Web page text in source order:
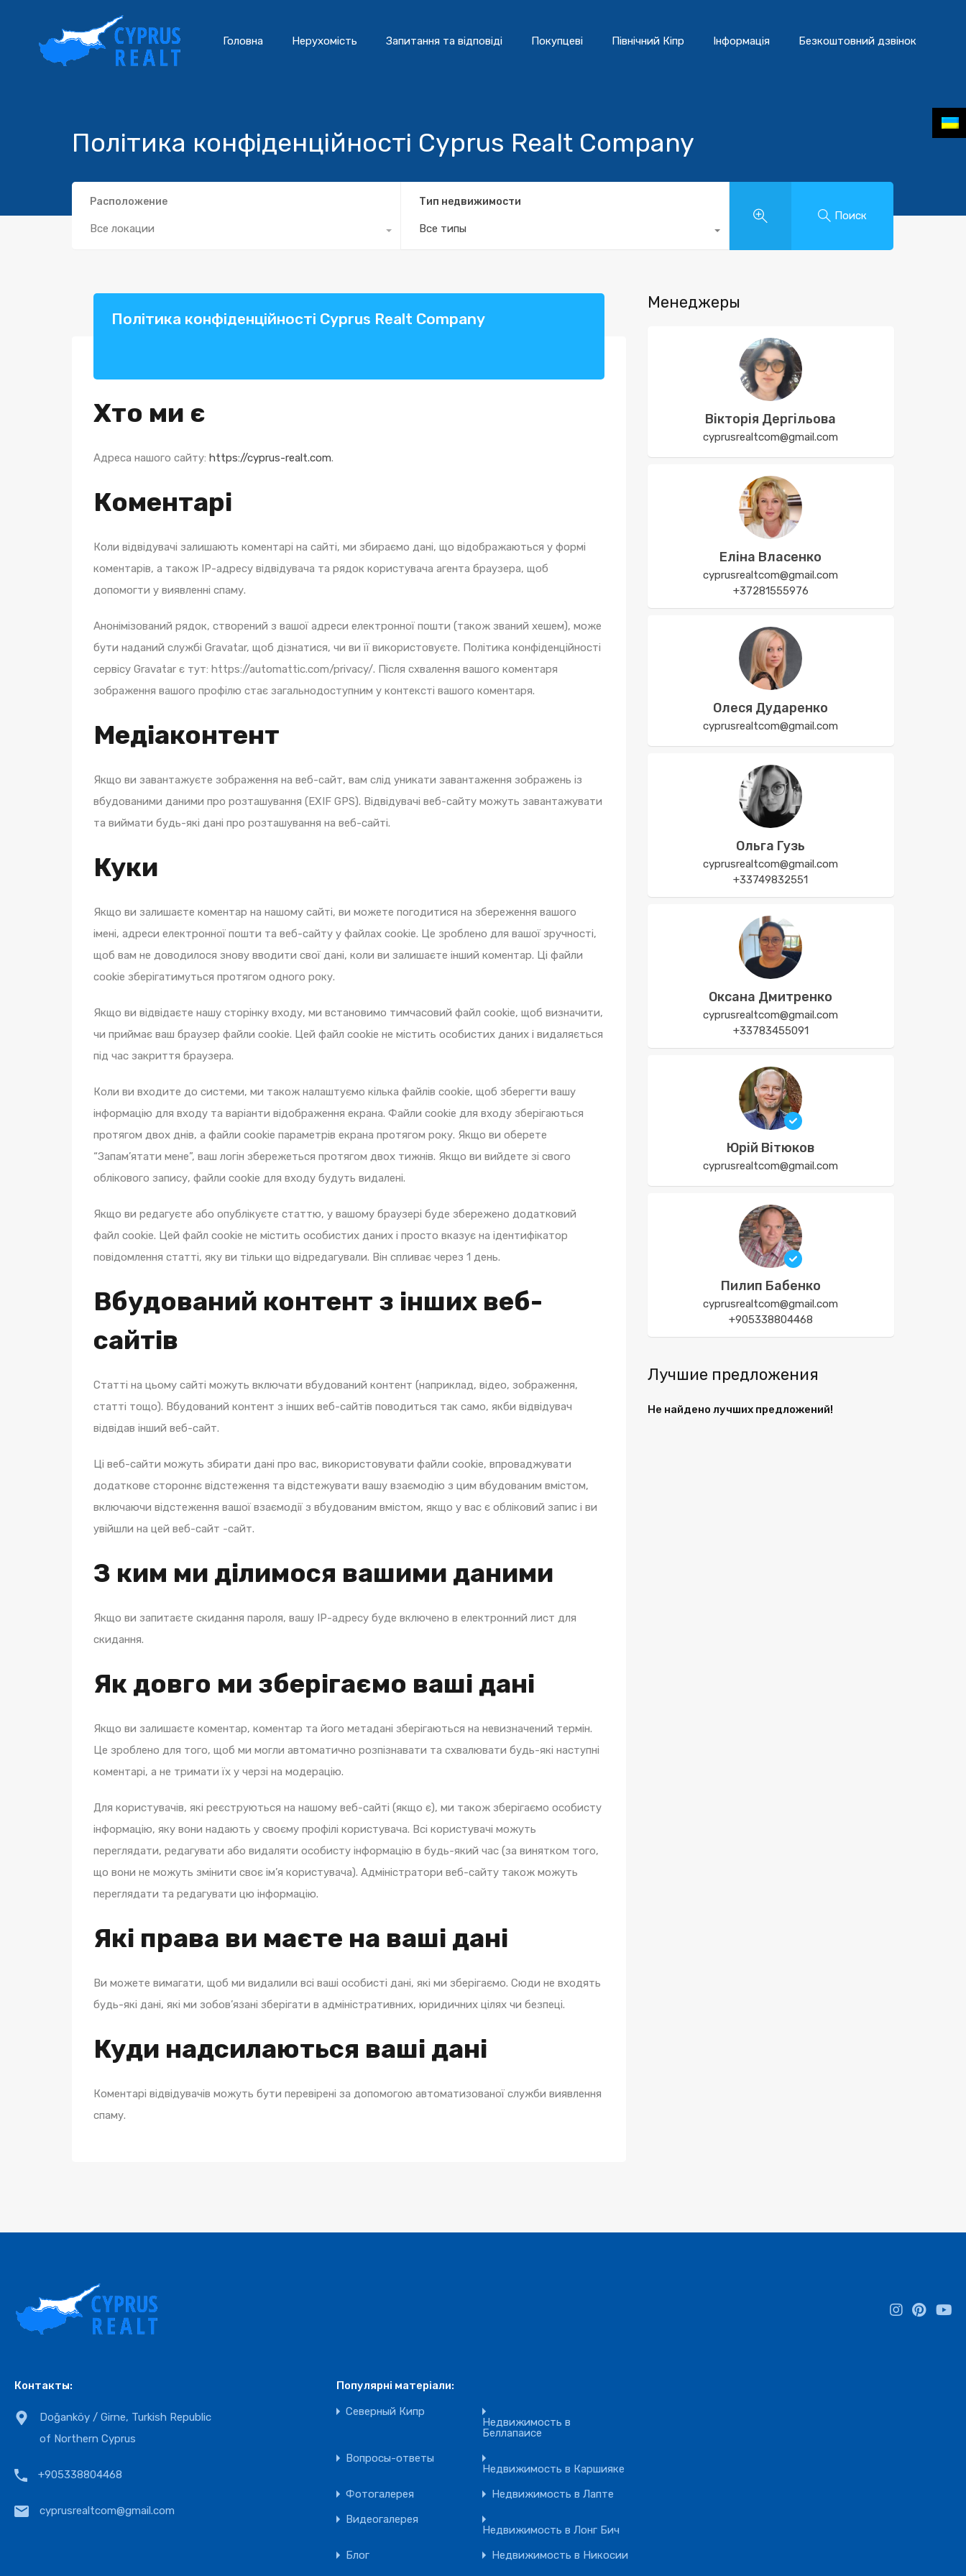
Головна Нерухомість Запитання та відповіді Покупцеві Північний Кіпр Інформація Безкоштовний дзвінок
Політика конфіденційності Cyprus Realt Company
Расположение
Все локации
Тип недвижимости
Все типы
Поиск
Політика конфіденційності Cyprus Realt Company
Хто ми є
Адреса нашого сайту: https://cyprus-realt.com.
Коментарі
Коли відвідувачі залишають коментарі на сайті, ми збираємо дані, що відображаються у формі
коментарів, а також IP-адресу відвідувача та рядок користувача агента браузера, щоб
допомогти у виявленні спаму.
Анонімізований рядок, створений з вашої адреси електронної пошти (також званий хешем), може
бути наданий службі Gravatar, щоб дізнатися, чи ви її використовуєте. Політика конфіденційності
сервісу Gravatar є тут: https://automattic.com/privacy/. Після схвалення вашого коментаря
зображення вашого профілю стає загальнодоступним у контексті вашого коментаря.
Медіаконтент
Якщо ви завантажуєте зображення на веб-сайт, вам слід уникати завантаження зображень із
вбудованими даними про розташування (EXIF GPS). Відвідувачі веб-сайту можуть завантажувати
та виймати будь-які дані про розташування на веб-сайті.
Куки
Якщо ви залишаєте коментар на нашому сайті, ви можете погодитися на збереження вашого
імені, адреси електронної пошти та веб-сайту у файлах cookie. Це зроблено для вашої зручності,
щоб вам не доводилося знову вводити свої дані, коли ви залишаєте інший коментар. Ці файли
cookie зберігатимуться протягом одного року.
Якщо ви відвідаєте нашу сторінку входу, ми встановимо тимчасовий файл cookie, щоб визначити,
чи приймає ваш браузер файли cookie. Цей файл cookie не містить особистих даних і видаляється
під час закриття браузера.
Коли ви входите до системи, ми також налаштуємо кілька файлів cookie, щоб зберегти вашу
інформацію для входу та варіанти відображення екрана. Файли cookie для входу зберігаються
протягом двох днів, а файли cookie параметрів екрана протягом року. Якщо ви оберете
“Запам’ятати мене”, ваш логін збережеться протягом двох тижнів. Якщо ви вийдете зі свого
облікового запису, файли cookie для входу будуть видалені.
Якщо ви редагуєте або опублікуєте статтю, у вашому браузері буде збережено додатковий
файл cookie. Цей файл cookie не містить особистих даних і просто вказує на ідентифікатор
повідомлення статті, яку ви тільки що відредагували. Він спливає через 1 день.
Вбудований контент з інших веб-
сайтів
Статті на цьому сайті можуть включати вбудований контент (наприклад, відео, зображення,
статті тощо). Вбудований контент з інших веб-сайтів поводиться так само, якби відвідувач
відвідав інший веб-сайт.
Ці веб-сайти можуть збирати дані про вас, використовувати файли cookie, впроваджувати
додаткове стороннє відстеження та відстежувати вашу взаємодію з цим вбудованим вмістом,
включаючи відстеження вашої взаємодії з вбудованим вмістом, якщо у вас є обліковий запис і ви
увійшли на цей веб-сайт -сайт.
З ким ми ділимося вашими даними
Якщо ви запитаєте скидання пароля, вашу IP-адресу буде включено в електронний лист для
скидання.
Як довго ми зберігаємо ваші дані
Якщо ви залишаєте коментар, коментар та його метадані зберігаються на невизначений термін.
Це зроблено для того, щоб ми могли автоматично розпізнавати та схвалювати будь-які наступні
коментарі, а не тримати їх у черзі на модерацію.
Для користувачів, які реєструються на нашому веб-сайті (якщо є), ми також зберігаємо особисту
інформацію, яку вони надають у своєму профілі користувача. Всі користувачі можуть
переглядати, редагувати або видаляти особисту інформацію в будь-який час (за винятком того,
що вони не можуть змінити своє ім’я користувача). Адміністратори веб-сайту також можуть
переглядати та редагувати цю інформацію.
Які права ви маєте на ваші дані
Ви можете вимагати, щоб ми видалили всі ваші особисті дані, які ми зберігаємо. Сюди не входять
будь-які дані, які ми зобов’язані зберігати в адміністративних, юридичних цілях чи безпеці.
Куди надсилаються ваші дані
Коментарі відвідувачів можуть бути перевірені за допомогою автоматизованої служби виявлення
спаму.
Менеджеры
Вікторія Дергільова
cyprusrealtcom@gmail.com
Еліна Власенко
cyprusrealtcom@gmail.com
+37281555976
Олеся Дударенко
cyprusrealtcom@gmail.com
Ольга Гузь
cyprusrealtcom@gmail.com
+33749832551
Оксана Дмитренко
cyprusrealtcom@gmail.com
+33783455091
Юрій Вітюков
cyprusrealtcom@gmail.com
Пилип Бабенко
cyprusrealtcom@gmail.com
+905338804468
Лучшие предложения
Не найдено лучших предложений!
Контакты:
Doğanköy / Girne, Turkish Republic
of Northern Cyprus
+905338804468
cyprusrealtcom@gmail.com
Популярні матеріали:
Северный Кипр
Недвижимость в
Беллапаисе
Вопросы-ответы
Недвижимость в Каршияке
Фотогалерея
Недвижимость в Лапте
Видеогалерея
Недвижимость в Лонг Бич
Блог
Недвижимость в Никосии